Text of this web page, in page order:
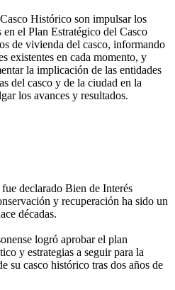
Histórico son impulsar los
el Plan Estratégico del Casco
de vivienda del casco, informando
existentes en cada momento, y
la implicación de las entidades
del casco y de la ciudad en la
los avances y resultados.
declarado Bien de Interés
y recuperación ha sido un
décadas.
logró aprobar el plan
y estrategias a seguir para la
su casco histórico tras dos años de